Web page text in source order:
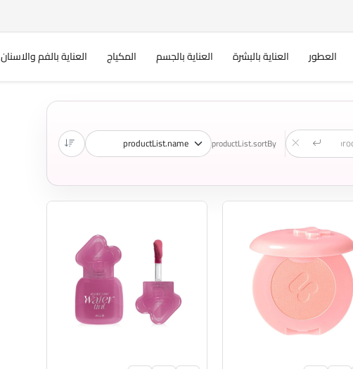
العطور العناية بالبشرة العناية بالجسم المكياج العناية بالفم والاسنان
productList.sortBy